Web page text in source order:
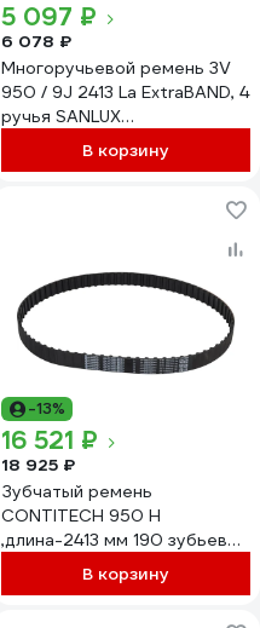
5 097 ₽
6 078 ₽
Многоручьевой ремень 3V
950 / 9J 2413 La ExtraBAND, 4
ручья SANLUX
4R3V950SANEXВ корзину
-13%
16 521 ₽
18 925 ₽
Зубчатый ремень
CONTITECH 950 H
,длина-2413 мм 190 зубьев
ширина-101,6мм(40 дюймов)
В корзину